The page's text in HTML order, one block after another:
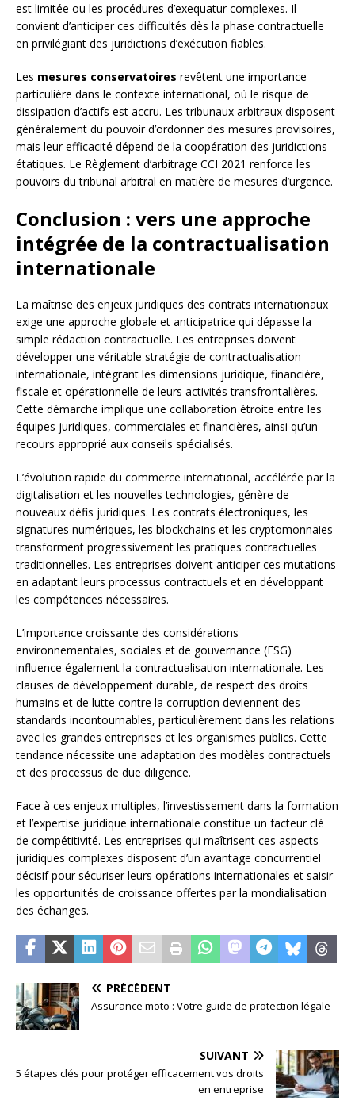
est limitée ou les procédures d’exequatur complexes. Il
convient d’anticiper ces difficultés dès la phase contractuelle
en privilégiant des juridictions d’exécution fiables.
Les mesures conservatoires revêtent une importance
particulière dans le contexte international, où le risque de
dissipation d’actifs est accru. Les tribunaux arbitraux disposent
généralement du pouvoir d’ordonner des mesures provisoires,
mais leur efficacité dépend de la coopération des juridictions
étatiques. Le Règlement d’arbitrage CCI 2021 renforce les
pouvoirs du tribunal arbitral en matière de mesures d’urgence.
Conclusion : vers une approche
intégrée de la contractualisation
internationale
La maîtrise des enjeux juridiques des contrats internationaux
exige une approche globale et anticipatrice qui dépasse la
simple rédaction contractuelle. Les entreprises doivent
développer une véritable stratégie de contractualisation
internationale, intégrant les dimensions juridique, financière,
fiscale et opérationnelle de leurs activités transfrontalières.
Cette démarche implique une collaboration étroite entre les
équipes juridiques, commerciales et financières, ainsi qu’un
recours approprié aux conseils spécialisés.
L’évolution rapide du commerce international, accélérée par la
digitalisation et les nouvelles technologies, génère de
nouveaux défis juridiques. Les contrats électroniques, les
signatures numériques, les blockchains et les cryptomonnaies
transforment progressivement les pratiques contractuelles
traditionnelles. Les entreprises doivent anticiper ces mutations
en adaptant leurs processus contractuels et en développant
les compétences nécessaires.
L’importance croissante des considérations
environnementales, sociales et de gouvernance (ESG)
influence également la contractualisation internationale. Les
clauses de développement durable, de respect des droits
humains et de lutte contre la corruption deviennent des
standards incontournables, particulièrement dans les relations
avec les grandes entreprises et les organismes publics. Cette
tendance nécessite une adaptation des modèles contractuels
et des processus de due diligence.
Face à ces enjeux multiples, l’investissement dans la formation
et l’expertise juridique internationale constitue un facteur clé
de compétitivité. Les entreprises qui maîtrisent ces aspects
juridiques complexes disposent d’un avantage concurrentiel
décisif pour sécuriser leurs opérations internationales et saisir
les opportunités de croissance offertes par la mondialisation
des échanges.
PRÉCÉDENT
Assurance moto : Votre guide de protection légale
SUIVANT
5 étapes clés pour protéger efficacement vos droits
en entreprise